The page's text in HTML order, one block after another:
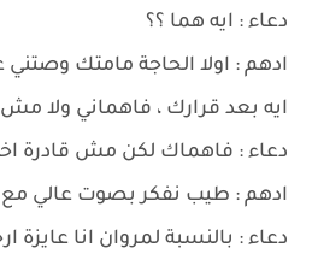
دعاء : ايه هما ؟؟
ادهم : اولا الحاجة مامتك وصتني
ايه بعد قرارك ، فاهماني ولا
دعاء : فاهماك لكن مش قادرة
ادهم : طيب نفكر بصوت عالي
دعاء : بالنسبة لمروان انا